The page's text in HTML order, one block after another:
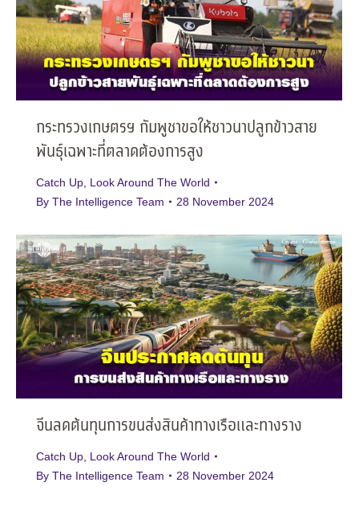
กระทรวงเกษตรฯ กัมพูชาขอให้ชาวนาปลูกข้าวสาย
พันธุ์เฉพาะที่ตลาดต้องการสูง
Catch Up Look Around The World
By The Intelligence Team 28 November 2024
จีนลดต้นทุนการขนส่งสินค้าทางเรือและทางราง
Catch Up Look Around The World
By The Intelligence Team 28 November 2024